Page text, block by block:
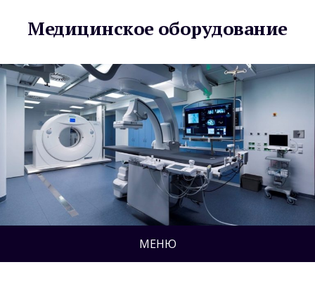
Медицинское оборудование
МЕНЮ